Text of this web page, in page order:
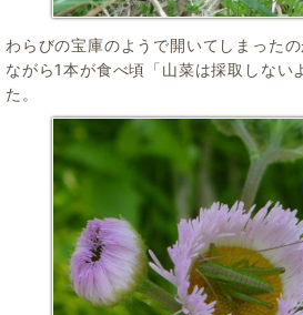
わらびの宝庫のようで開いてしまった
ながら1本が食べ頃「山菜は採取しない
た。